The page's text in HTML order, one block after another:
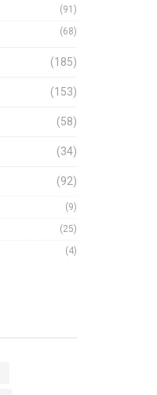
(91)
(68)
(185)
(153)
(58)
(34)
(92)
(9)
(25)
(4)